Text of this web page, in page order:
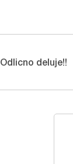
Odlicno deluje!!